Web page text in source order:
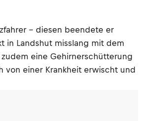
– diesen beendete er
in Landshut misslang mit dem
eine Gehirnerschütterung
von einer Krankheit erwischt und